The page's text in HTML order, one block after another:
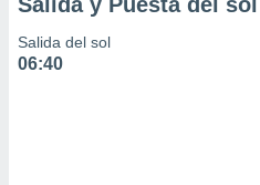
Salida del sol
06:40